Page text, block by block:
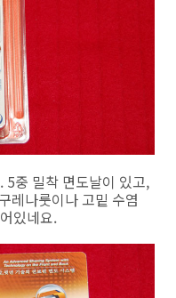
5중 밀착 면도날이 있고,
레나룻이나 고밑 수염
있네요.